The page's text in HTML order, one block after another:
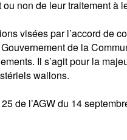
non de leur traitement à
visées par l’accord de
de la
Il s’agit pour la
wallons.
de l’AGW du 14